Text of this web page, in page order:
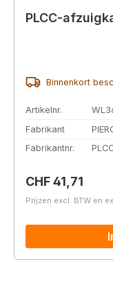
PLCC-
Binnenkort
Artikelnr.
Fabrikant
Fabrikantnr.
Normale prijs:
CHF 41,71
Prijzen excl. BTW en